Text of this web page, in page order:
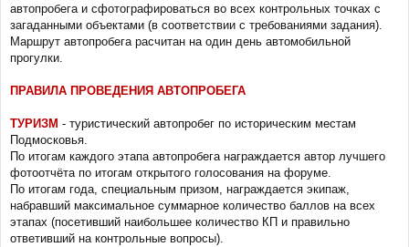
автопробега и сфотографироваться во всех контрольных точках с
загаданными объектами (в соответствии с требованиями задания).
Маршрут автопробега расчитан на один день автомобильной
прогулки.
ПРАВИЛА ПРОВЕДЕНИЯ АВТОПРОБЕГА
ТУРИЗМ - туристический автопробег по историческим местам
Подмосковья.
По итогам каждого этапа автопробега награждается автор лучшего
фотоотчёта по итогам открытого голосования на форуме.
По итогам года, специальным призом, награждается экипаж,
набравший максимальное суммарное количество баллов на всех
этапах (посетивший наибольшее количество КП и правильно
ответивший на контрольные вопросы).